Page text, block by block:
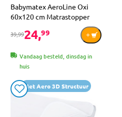
Babymatex AeroLine Oxi
60x120 cm Matrastopper
39,9924,99
Vandaag besteld, dinsdag in
huis
Met Aero 3D Structuur